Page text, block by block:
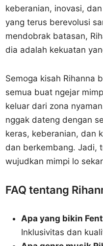
keberanian, inovasi,
yang terus berevolusi
mendobrak batasan,
dia adalah kekuatan
Semoga kisah Rihanna
semua buat ngejar
keluar dari zona
nggak dateng dengan
keras, keberanian, dan
dan berkembang. Jadi,
wujudkan mimpi lo
FAQ tentang
Apa yang bikin
Inklusivitas dan